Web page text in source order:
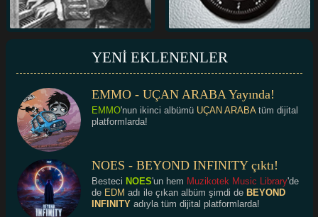
YENİ EKLENENLER
EMMO - UÇAN ARABA Yayında!
EMMO'nun ikinci albümü UÇAN ARABAtüm dijital
platformlarda!
NOES - BEYOND INFINITY çıktı!
Besteci NOES'un hem Muzikotek Music Library'de
de EDM adı ile çıkan albüm şimdi de BEYOND
INFINITYadıyla tüm dijital platformlarda!